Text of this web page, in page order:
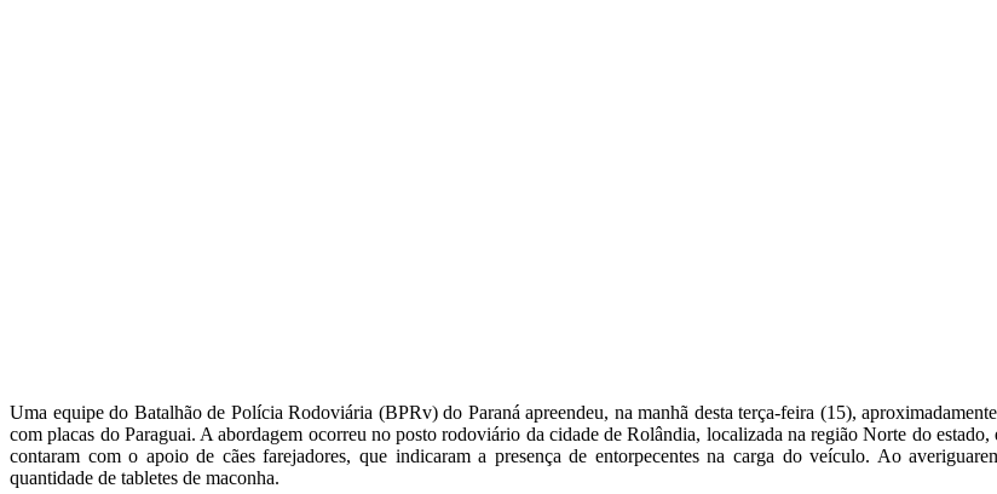
Uma equipe do Batalhão de Polícia Rodoviária (BPRv) do Paraná apreendeu, na manhã desta terça-feira (15),
com placas do Paraguai. A abordagem ocorreu no posto rodoviário da cidade de Rolândia, localizada na região Norte do
contaram com o apoio de cães farejadores, que indicaram a presença de entorpecentes na carga do veículo. Ao
quantidade de tabletes de maconha.